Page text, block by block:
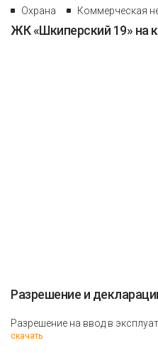
Охрана
Коммерческая
ЖК «Шкиперский 19» на
Разрешение и
Разрешение на ввод в
скачать